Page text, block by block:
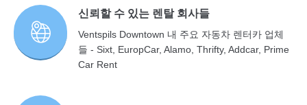
신뢰할 수 있는 렌탈 회사들
Ventspils Downtown 내 주요 자동차 렌터카 업체
들 - Sixt, EuropCar, Alamo, Thrifty, Addcar, Prime
Car Rent